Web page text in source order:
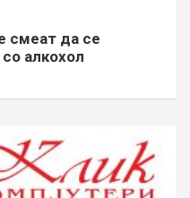
смеат да се
алкохол